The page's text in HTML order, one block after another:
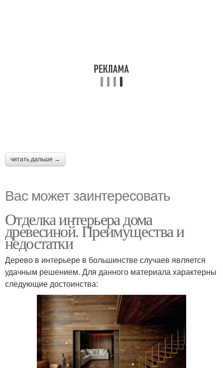
читать дальше →
Вас может заинтересовать
Отделка интерьера дома
древесиной. Преимущества и
недостатки
Дерево в интерьере в большинстве случаев является
удачным решением. Для данного материала характерны
следующие достоинства: